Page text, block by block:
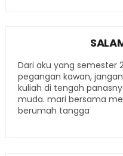
Dari aku yang semester
pegangan kawan,
kuliah di tengah
muda. mari bersama
berumah tangga